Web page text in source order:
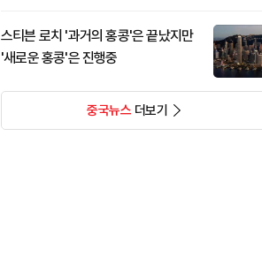
스티븐 로치 '과거의 홍콩'은 끝났지만
'새로운 홍콩'은 진행중
중국뉴스더보기